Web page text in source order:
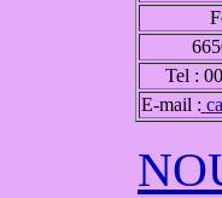
Tel :
E-mail :